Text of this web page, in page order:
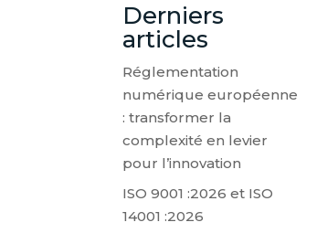
Derniers
articles
Réglementation
numérique européenne
: transformer la
complexité en levier
pour l’innovation
ISO 9001 :2026 et ISO
14001 :2026